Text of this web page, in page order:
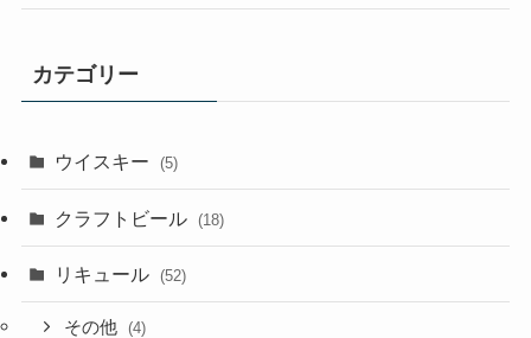
カテゴリー
ウイスキー (5)
クラフトビール (18)
リキュール (52)
その他 (4)